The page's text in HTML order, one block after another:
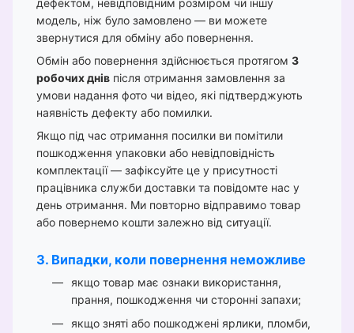
модель, ніж було замовлено — ви можете
звернутися для обміну або повернення.
Обмін або повернення здійснюється протягом 3
робочих днів після отримання замовлення за
умови надання фото чи відео, які підтверджують
наявність дефекту або помилки.
Якщо під час отримання посилки ви помітили
пошкодження упаковки або невідповідність
комплектації — зафіксуйте це у присутності
працівника служби доставки та повідомте нас у
день отримання. Ми повторно відправимо товар
або повернемо кошти залежно від ситуації.
3. Випадки, коли повернення неможливе
якщо товар має ознаки використання,
прання, пошкодження чи сторонні запахи;
якщо зняті або пошкоджені ярлики, пломби,